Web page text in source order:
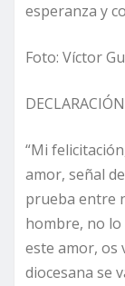
esperanza y
Foto: Víctor
“Mi
amor, señal
prueba entre
hombre, no lo
este amor, os
diocesana se